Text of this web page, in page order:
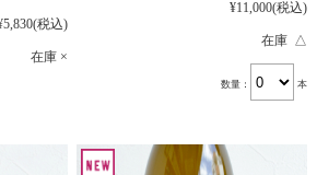
(税込)
在庫 ×
¥11,000(税込)
在庫 △
数量： 本